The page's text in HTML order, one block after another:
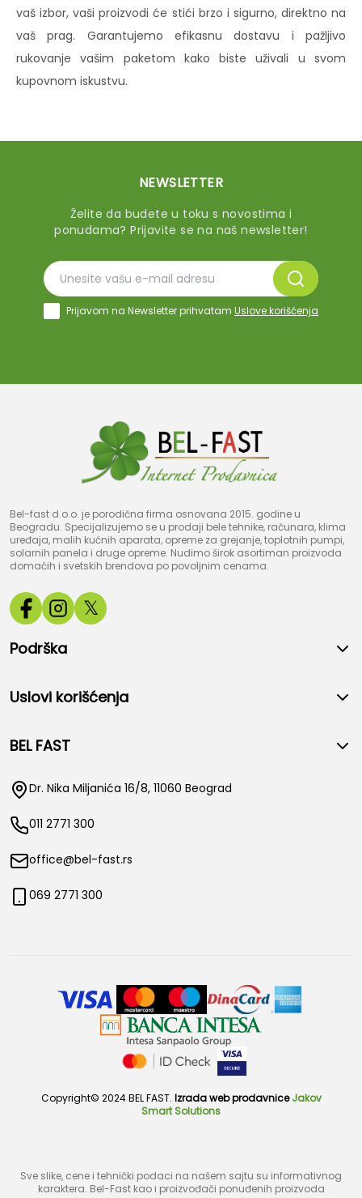
vaš izbor, vaši proizvodi će stići brzo i sigurno, direktno na
vaš prag. Garantujemo efikasnu dostavu i pažljivo
rukovanje vašim paketom kako biste uživali u svom
kupovnom iskustvu.
NEWSLETTER
Želite da budete u toku s novostima i
ponudama? Prijavite se na naš newsletter!
Prijavom na Newsletter prihvatam Uslove korišćenja
Bel-fast d.o.o. je porodična firma osnovana 2015. godine u
Beogradu. Specijalizujemo se u prodaji bele tehnike, računara, klima
uređaja, malih kućnih aparata, opreme za grejanje, toplotnih pumpi,
solarnih panela i druge opreme. Nudimo širok asortiman proizvoda
domaćih i svetskih brendova po povoljnim cenama.
𝕏
Podrška
Uslovi korišćenja
BEL FAST
Dr. Nika Miljanića 16/8, 11060 Beograd
011 2771 300
office@bel-fast.rs
069 2771 300
Copyright© 2024 BEL FAST. Izrada web prodavnice Jakov
Smart Solutions
Sve slike, cene i tehnički podaci na našem sajtu su informativnog
karaktera. Bel-Fast kao i proizvođači ponuđenih proizvoda